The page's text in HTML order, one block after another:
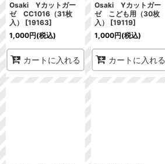
Osaki Yカットガー
ゼ CC1016（31枚
入）
[19163]
1,000円(税込)
カートに入れる
Osaki Yカットガー
ゼ こども用（30枚
入）
[19119]
1,000円(税込)
カートに入れる